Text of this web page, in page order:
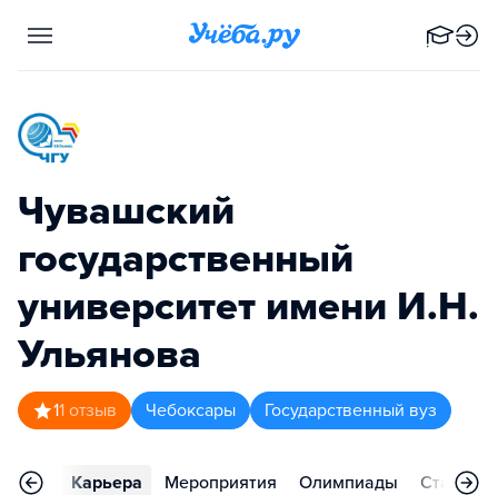
Чувашский
государственный
университет имени И.Н.
Ульянова
11 отзыв Чебоксары Государственный вуз
Карьера Мероприятия Олимпиады Статьи